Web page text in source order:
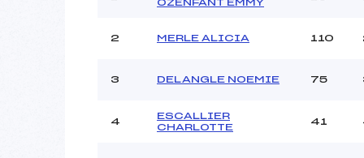
MANCHE 1
Heure de départ :
Ouvreurs A :
OZENFANT EMMY
2 MERLE ALICIA 110
3 DELANGLE NOEMIE 75
4
ESCALLIER
CHARLOTTE
41